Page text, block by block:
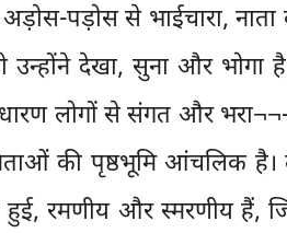
पड़ोस से भाईचारा,
उन्होंने देखा, सुना और
लोगों से संगत और भरा¬¬-
की पृष्ठभूमि आंचलिक है।
हुई, रमणीय और स्मरणीय हैं,